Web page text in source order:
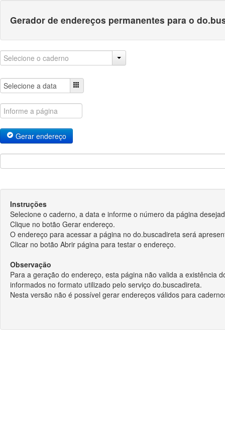
Gerador de endereços permanentes para o
Gerar endereço
Instruções
Selecione o caderno, a data e informe o número da página
Clique no botão Gerar endereço.
O endereço para acessar a página no do.buscadireta será
Clicar no botão Abrir página para testar o endereço.
Observação
Para a geração do endereço, esta página não valida a existência
informados no formato utilizado pelo serviço do.buscadireta.
Nesta versão não é possível gerar endereços válidos para